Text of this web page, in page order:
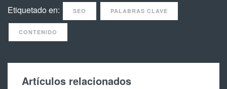
Etiquetado en: SEO PALABRAS CLAVE
CONTENIDO
Artículos relacionados